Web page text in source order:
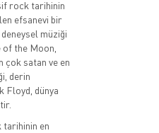
rock tarihinin
efsanevi bir
müziği
the Moon,
çok satan ve en
derin
Floyd, dünya
tarihinin en